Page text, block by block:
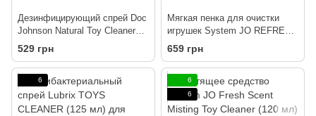
Дезинфицирующий спрей Doc
Johnson Natural Toy Cleaner
(118 мл) без триклозана,
сульфатов и парабенов
529 грн
Мягкая пенка для очистки
игрушек System JO REFRESH
(207 мл) дезинфицирующая,
проникает глубоко
659 грн
6
6
6